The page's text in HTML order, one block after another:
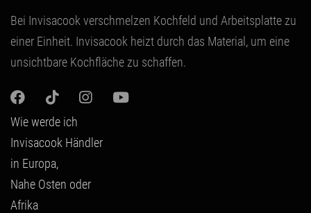
Bei Invisacook verschmelzen Kochfeld und Arbeitsplatte zu
einer Einheit. Invisacook heizt durch das Material , um eine
unsichtbare Kochfläche zu schaffen.
Wie werde ich
Invisacook Händler
in Europa,
Nahe Osten oder
Afrika